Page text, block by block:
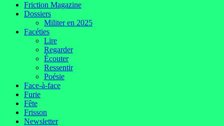
Friction Magazine
Dossiers
Militer en 2025
Facéties
Lire
Regarder
Écouter
Ressentir
Poésie
Face-à-face
Furie
Fête
Frisson
Newsletter